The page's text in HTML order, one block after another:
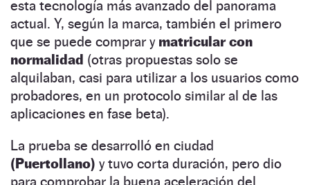
esta tecnología más avanzado del panorama
actual. Y, según la marca, también el primero
que se puede comprar y matricular con
normalidad (otras propuestas solo se
alquilaban, casi para utilizar a los usuarios como
probadores, en un protocolo similar al de las
aplicaciones en fase beta).
La prueba se desarrolló en ciudad
(Puertollano) y tuvo corta duración, pero dio
para comprobar la buena aceleración del